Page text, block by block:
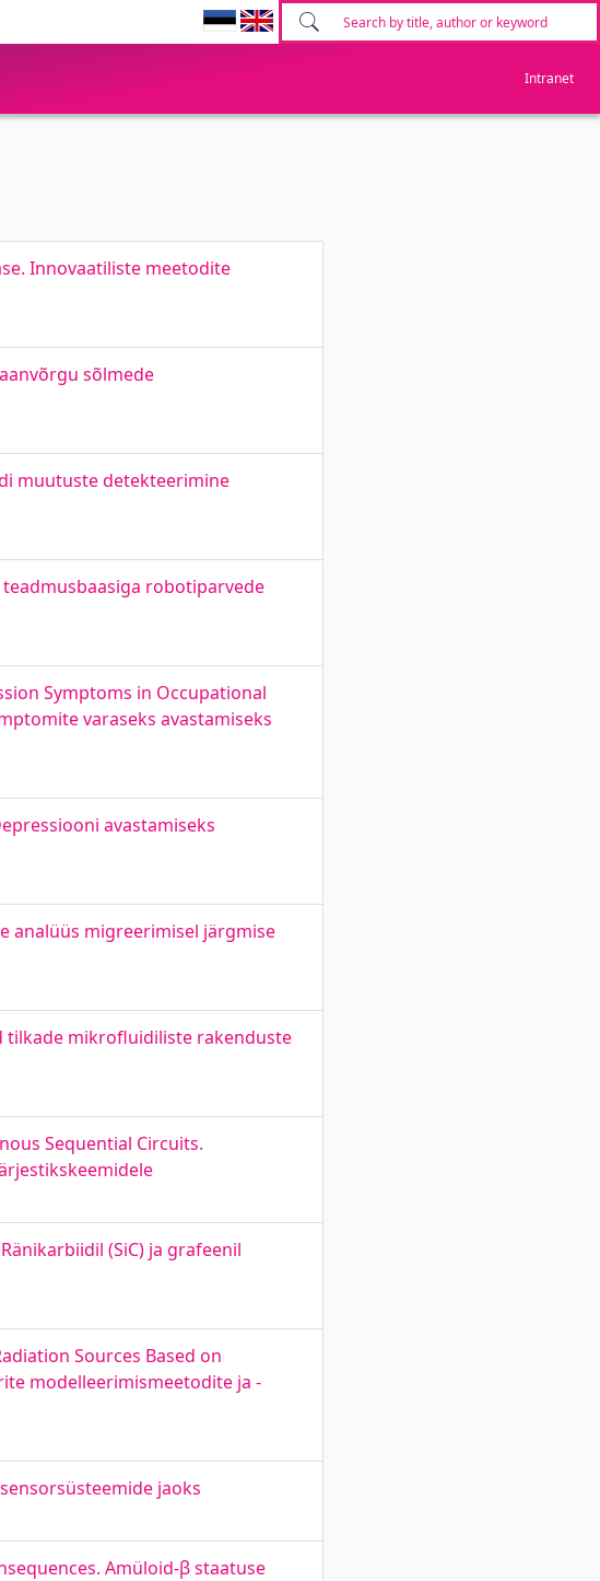
Intranet
Innovaatiliste meetodite
sõlmede
muutuste detekteerimine
robotiparvede
Symptoms in Occupational
varaseks avastamiseks
avastamiseks
analüüs migreerimisel järgmise
tilkade mikrofluidiliste rakenduste
Sequential Circuits.
(SiC) ja grafeenil
Sources Based on
modelleerimismeetodite ja -
jaoks
Amüloid-β staatuse